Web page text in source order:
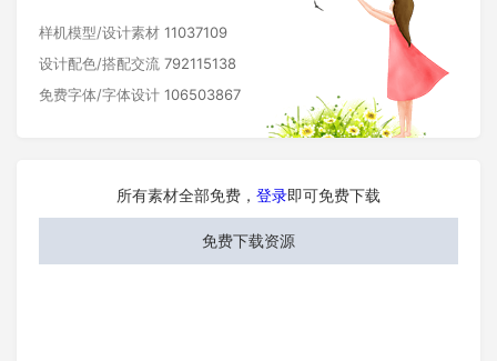
样机模型/设计素材 11037109
设计配色/搭配交流 792115138
免费字体/字体设计 106503867
所有素材全部免费， 登录即可免费下载
免费下载资源